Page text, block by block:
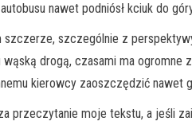
nawet podniósł kciuk do
szczerze, szczególnie z
drogą, czasami ma ogromne
kierowcy zaoszczędzić nawet
przeczytanie moje tekstu, a jeśli